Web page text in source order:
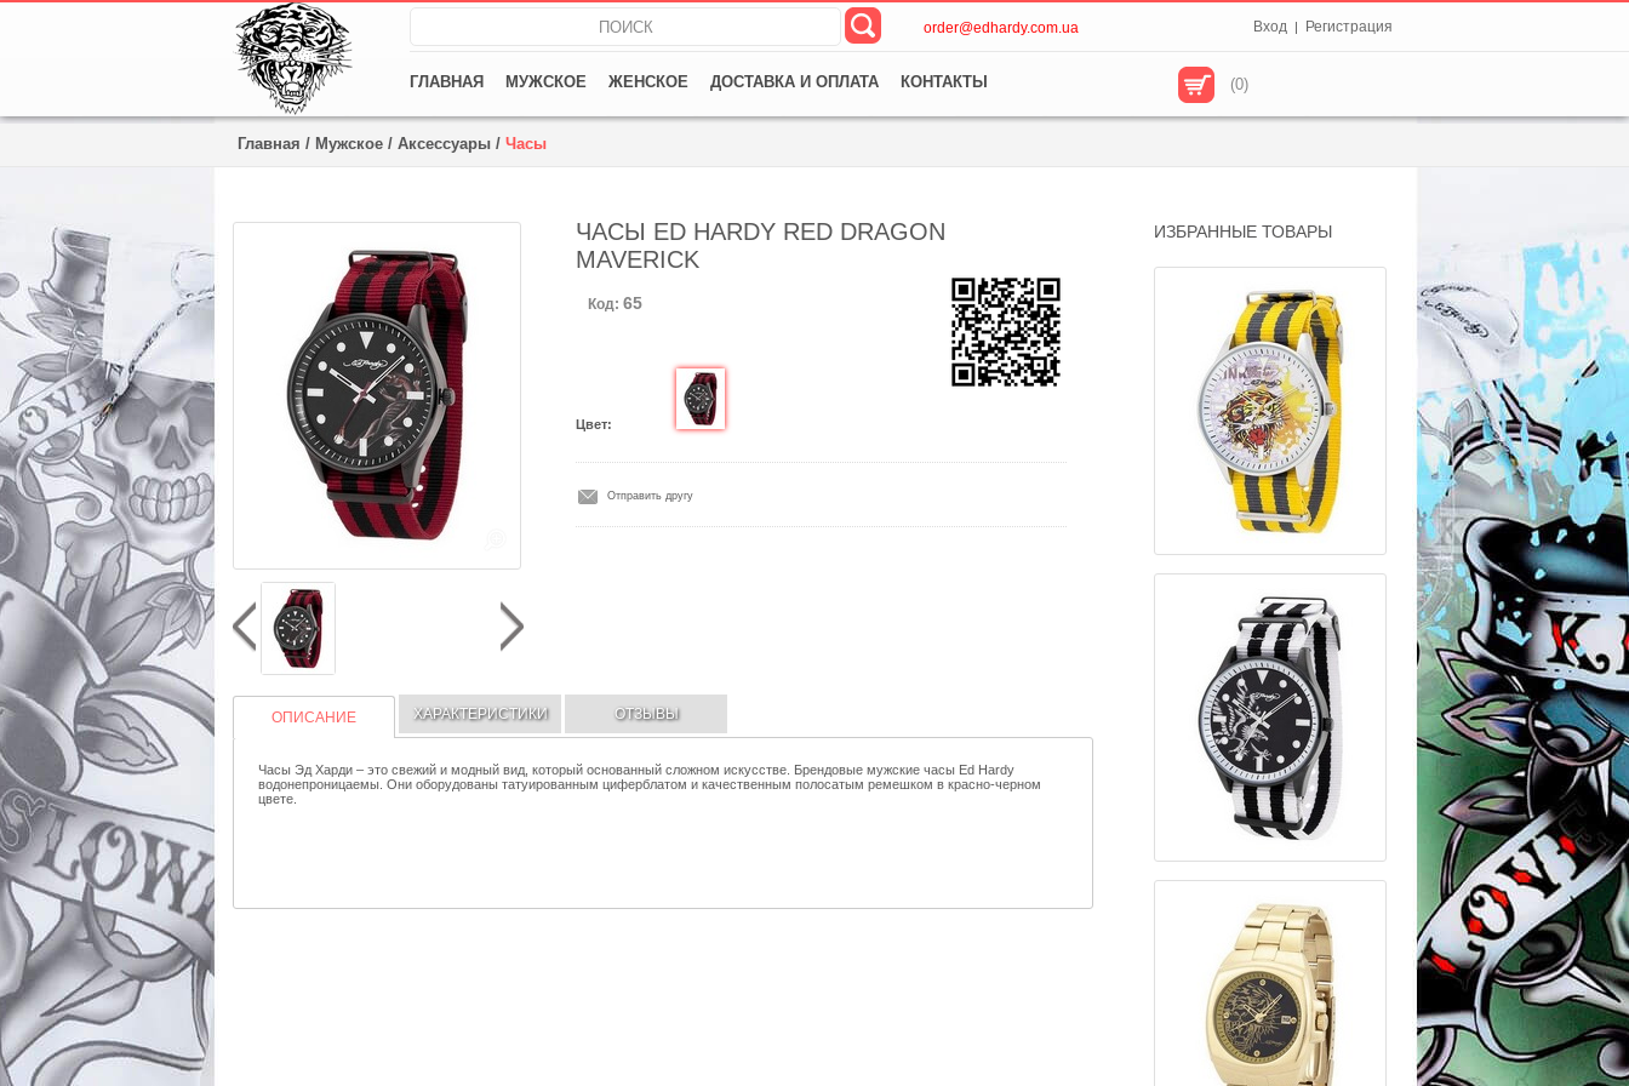
order@edhardy.com.ua Вход | Регистрация
ГЛАВНАЯ МУЖСКОЕ ЖЕНСКОЕ ДОСТАВКА И ОПЛАТА КОНТАКТЫ (0)
Главная / Мужское / Аксессуары / Часы
ЧАСЫ ED HARDY RED DRAGON
MAVERICK
Код: 65
Цвет:
Отправить другу
ОПИСАНИЕ ХАРАКТЕРИСТИКИ ОТЗЫВЫ
Часы Эд Харди – это свежий и модный вид, который основанный сложном искусстве. Брендовые мужские часы Ed Hardy
водонепроницаемы. Они оборудованы татуированным циферблатом и качественным полосатым ремешком в красно-черном
цвете.
ИЗБРАННЫЕ ТОВАРЫ